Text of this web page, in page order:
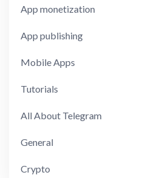
App monetization
App publishing
Mobile Apps
Tutorials
All About Telegram
General
Crypto